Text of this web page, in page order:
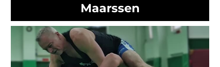
Maarssen